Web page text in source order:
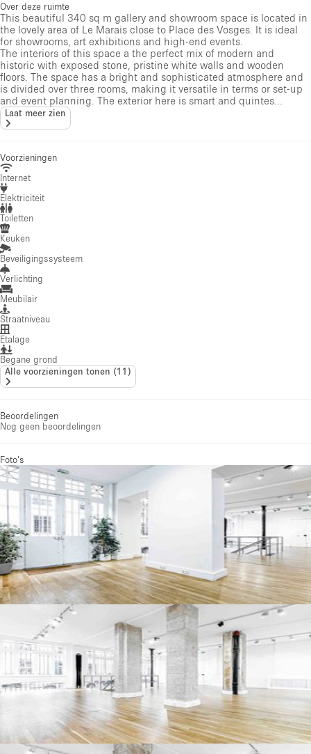
Over deze ruimte
This beautiful 340 sq m gallery and showroom space is located in
the lovely area of Le Marais close to Place des Vosges. It is ideal
for showrooms, art exhibitions and high-end events.
The interiors of this space a the perfect mix of modern and
historic with exposed stone, pristine white walls and wooden
floors. The space has a bright and sophisticated atmosphere and
is divided over three rooms, making it versatile in terms or set-up
and event planning. The exterior here is smart and quintes...
Laat meer zien
Voorzieningen
Internet
Elektriciteit
Toiletten
Keuken
Beveiligingssysteem
Verlichting
Meubilair
Straatniveau
Etalage
Begane grond
Alle voorzieningen tonen (11)
Beoordelingen
Nog geen beoordelingen
Foto's